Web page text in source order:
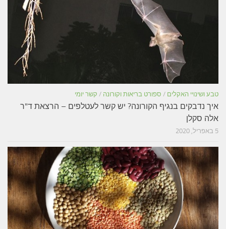
טבע ושינויי האקלים / ספורט בריאות וקורונה / קשר יומי
איך נדבקים בנגיף הקורונה? יש קשר לעטלפים – הרצאת ד"ר
אלה סקלן
5 באפריל, 2020